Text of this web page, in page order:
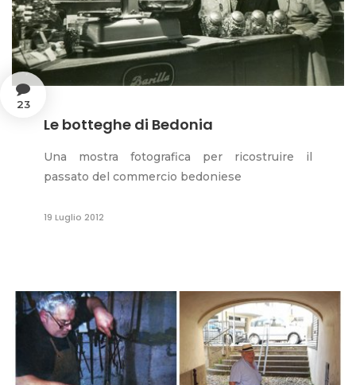
23
Le botteghe di Bedonia
Una mostra fotografica per ricostruire il
passato del commercio bedoniese
19 Luglio 2012